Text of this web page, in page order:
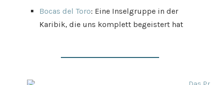
Bocas del Toro: Eine Inselgruppe in der
Karibik, die uns komplett begeistert hat